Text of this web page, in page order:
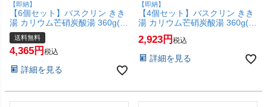
【即納】
【6個セット】バスクリン きき
湯 カリウム芒硝炭酸湯 360g(は
ちみつレモンの香り)【炭酸入
浴剤 肩こり 疲労】【宅配便送
料無料】(6067890-set6)
送料無料
4,365 税込
詳細を見る
【即納】
【4個セット】バスクリン きき
湯 カリウム芒硝炭酸湯 360g(は
ちみつレモンの香り)【炭酸入
浴剤 肩こり 疲労】【SBT】
2,923 税込
詳細を見る